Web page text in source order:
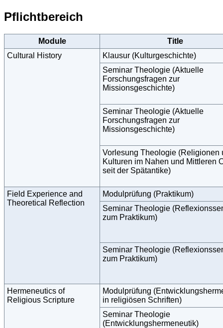
Pflichtbereich
Module
Title
Cultural History
Klausur (Kulturgeschichte)
Seminar Theologie (Aktuelle
Forschungsfragen zur
Missionsgeschichte)
Seminar Theologie (Aktuelle
Forschungsfragen zur
Missionsgeschichte)
Vorlesung Theologie (Religionen
Kulturen im Nahen und Mittleren
seit der Spätantike)
Field Experience and
Theoretical Reflection
Modulprüfung (Praktikum)
Seminar Theologie
zum Praktikum)
Seminar Theologie
zum Praktikum)
Hermeneutics of
Religious Scripture
Modulprüfung
in religiösen Schriften)
Seminar Theologie
(Entwicklungshermeneutik)